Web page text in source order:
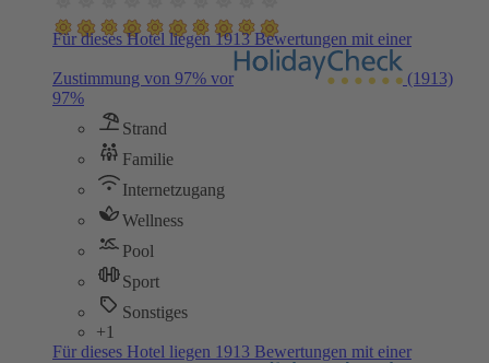
Für dieses Hotel liegen 1913 Bewertungen mit einer
Zustimmung von 97% vor
(1913)
97%
Strand
Familie
Internetzugang
Wellness
Pool
Sport
Sonstiges
+1
Für dieses Hotel liegen 1913 Bewertungen mit einer